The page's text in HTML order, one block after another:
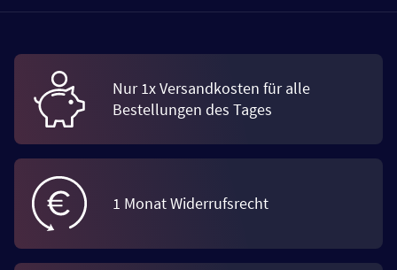
Nur 1x Versandkosten für alle
Bestellungen des Tages
1 Monat Widerrufsrecht